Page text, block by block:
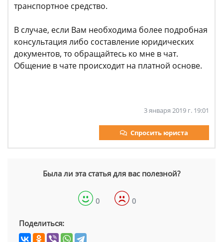
транспортное средство.
В случае, если Вам необходима более подробная
консультация либо составление юридических
документов, то обращайтесь ко мне в чат.
Общение в чате происходит на платной основе.
3 января 2019 г. 19:01
Спросить юриста
Была ли эта статья для вас полезной?
0 0
Поделиться: